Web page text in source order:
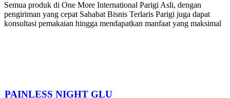
Semua produk di One More International Parigi Asli, dengan
pengiriman yang cepat Sahabat Bisnis Terlaris Parigi juga dapat
konsultasi pemakaian hingga mendapatkan manfaat yang maksimal
PAINLESS NIGHT GLU